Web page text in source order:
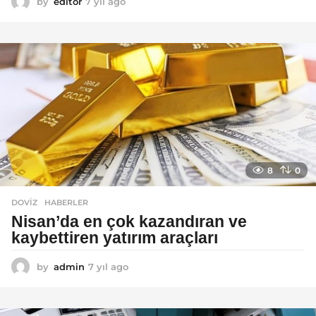
l
a
g
o
8 0
DOVIZ ,HABERLER
Nisan’da en çok kazandıran ve
kaybettiren yatırım araçları
by admin 7 yıl ago
l